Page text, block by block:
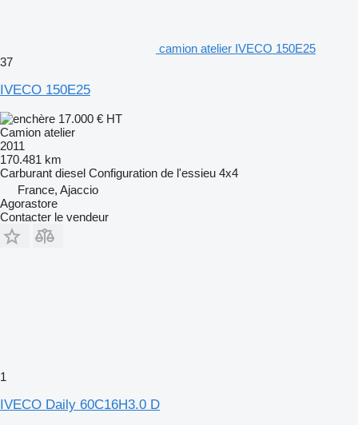
camion atelier IVECO 150E25
37
IVECO 150E25
17.000 € HT
Camion atelier
2011
170.481 km
Carburant diesel Configuration de l'essieu 4x4
France, Ajaccio
Agorastore
Contacter le vendeur
1
IVECO Daily 60C16H3.0 D